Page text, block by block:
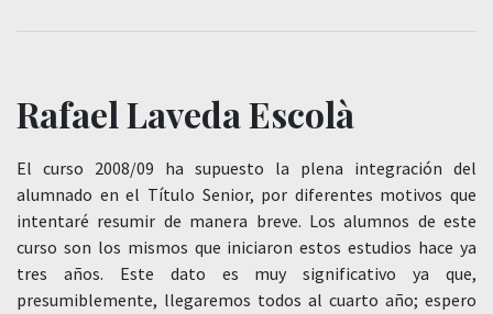
Rafael Laveda Escolà
El curso 2008/09 ha supuesto la plena integración del
alumnado en el Título Senior, por diferentes motivos que
intentaré resumir de manera breve. Los alumnos de este
curso son los mismos que iniciaron estos estudios hace ya
tres años. Este dato es muy significativo ya que,
presumiblemente, llegaremos todos al cuarto año; espero